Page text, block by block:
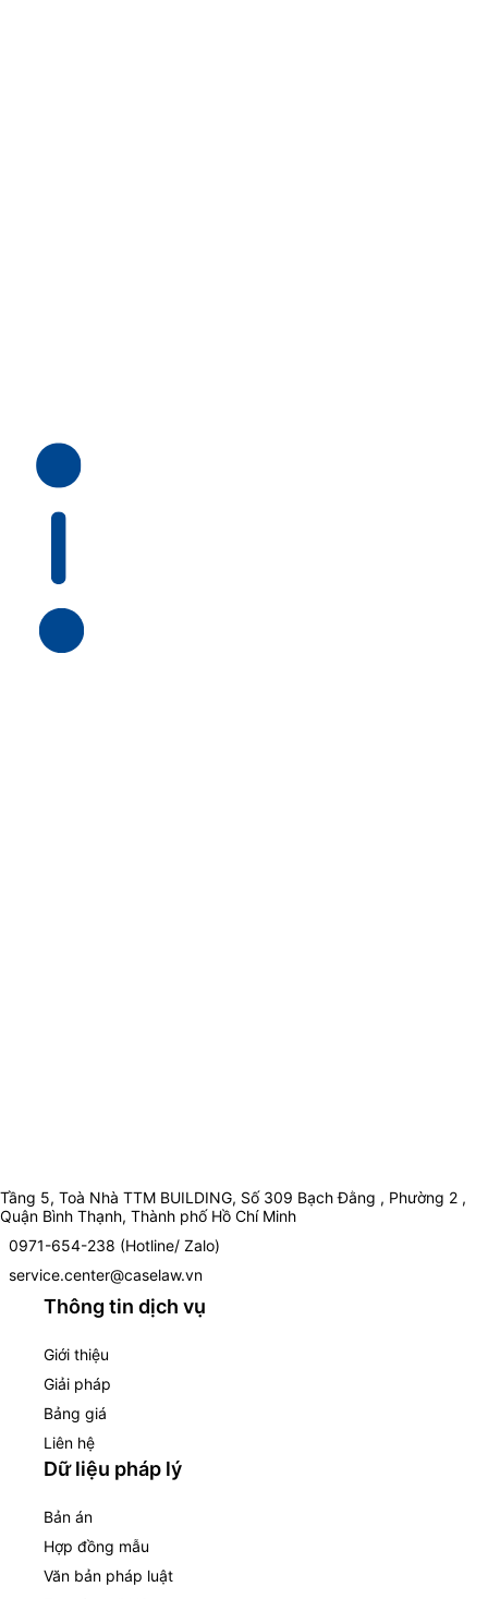
Tầng 5, Toà Nhà TTM BUILDING, Số 309 Bạch Đằng , Phường 2 ,
Quận Bình Thạnh, Thành phố Hồ Chí Minh
0971-654-238 (Hotline/ Zalo)
service.center@caselaw.vn
Thông tin dịch vụ
Giới thiệu
Giải pháp
Bảng giá
Liên hệ
Dữ liệu pháp lý
Bản án
Hợp đồng mẫu
Văn bản pháp luật